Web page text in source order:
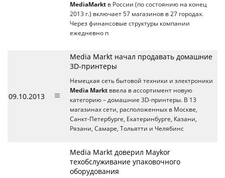
MediaMarkt в России (по состоянию на конец
2013 г.) включает 57 магазинов в 27 городах.
Через финансовые структуры компании
ежедневно п
09.10.2013
Media Markt начал продавать домашние
3D-принтеры
Немецкая сеть бытовой техники и электроники
Media Markt ввела в ассортимент новую
категорию – домашние 3D-принтеры. В 13
магазинах сети, расположенных в Москве,
Санкт-Петербурге, Екатеринбурге, Казани,
Рязани, Самаре, Тольятти и Челябинс
Media Markt доверил Maykor
техобслуживание упаковочного
оборудования